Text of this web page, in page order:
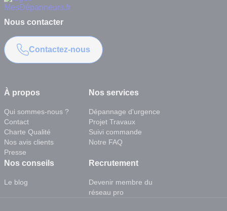
À propos
Qui sommes-nous ?
Contact
Charte Qualité
Nos avis clients
Presse
Nos services
Dépannage d'urgence
Projet Travaux
Suivi commande
Notre FAQ
Nos conseils
Le blog
Recrutement
Devenir membre du
réseau pro
Nous contacter
Contactez-nous